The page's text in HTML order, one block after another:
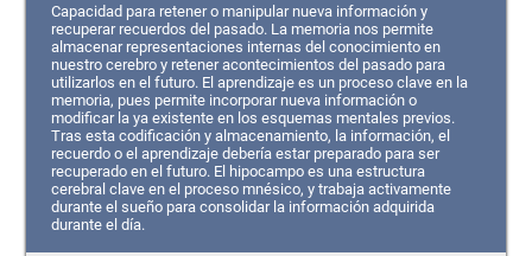
Capacidad para retener o manipular nueva información y
recuperar recuerdos del pasado. La memoria nos permite
almacenar representaciones internas del conocimiento en
nuestro cerebro y retener acontecimientos del pasado para
utilizarlos en el futuro. El aprendizaje es un proceso clave en la
memoria, pues permite incorporar nueva información o
modificar la ya existente en los esquemas mentales previos.
Tras esta codificación y almacenamiento, la información, el
recuerdo o el aprendizaje debería estar preparado para ser
recuperado en el futuro. El hipocampo es una estructura
cerebral clave en el proceso mnésico, y trabaja activamente
durante el sueño para consolidar la información adquirida
durante el día.